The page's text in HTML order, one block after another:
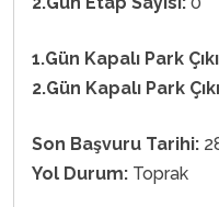
1.Gün Kapalı Park
2.Gün Kapalı Park
Son Başvuru Tarihi:
Yol Durum: Toprak